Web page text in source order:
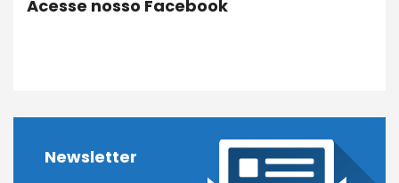
Acesse nosso Facebook
Newsletter